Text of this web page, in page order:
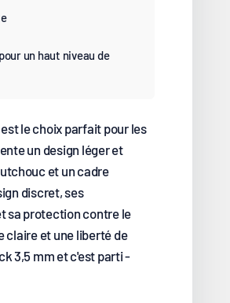
un haut niveau de
le choix parfait pour les
un design léger et
et un cadre
discret, ses
sa protection contre le
claire et une liberté de
3,5 mm et c'est parti -